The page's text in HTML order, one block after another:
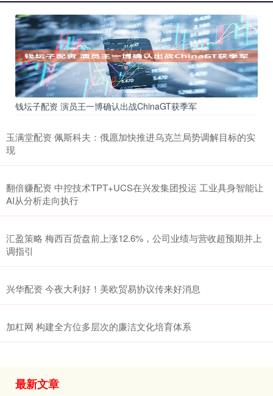
钱坛子配资 演员王一博确认出战ChinaGT获季军
玉满堂配资 佩斯科夫：俄愿加快推进乌克兰局势调解目标的实
现
翻倍赚配资 中控技术TPT+UCS在兴发集团投运 工业具身智能让
AI从分析走向执行
汇盈策略 梅西百货盘前上涨12.6%，公司业绩与营收超预期并上
调指引
兴华配资 今夜大利好！美欧贸易协议传来好消息
加杠网 构建全方位多层次的廉洁文化培育体系
最新文章